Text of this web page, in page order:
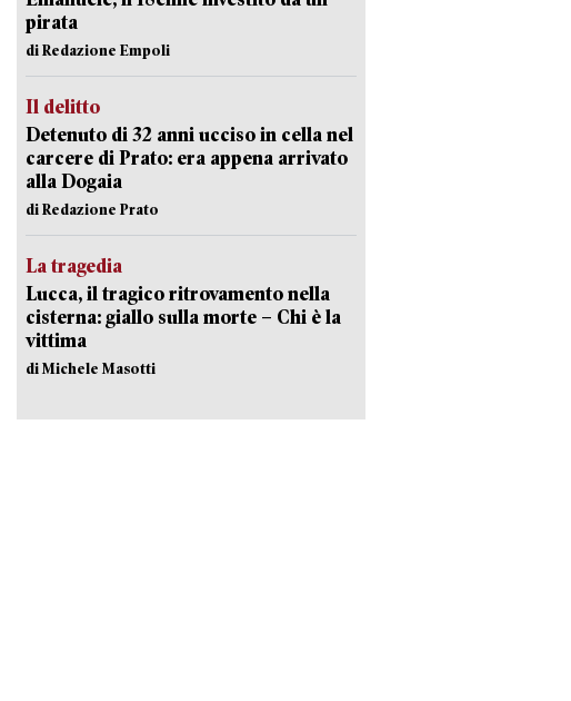
pirata
di Redazione Empoli
Il delitto
Detenuto di 32 anni ucciso in cella nel
carcere di Prato: era appena arrivato
alla Dogaia
di Redazione Prato
La tragedia
Lucca, il tragico ritrovamento nella
cisterna: giallo sulla morte – Chi è la
vittima
di Michele Masotti